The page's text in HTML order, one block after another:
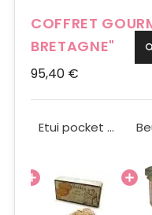
COFFRET
BRETAGNE"
95,40 €
Etui pocket galettes sablées pur beurre 50g